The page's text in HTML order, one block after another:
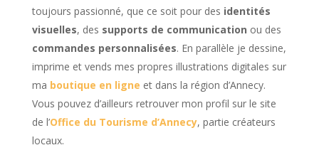
toujours passionné, que ce soit pour des identités
visuelles, des supports de communication ou des
commandes personnalisées. En parallèle je dessine,
imprime et vends mes propres illustrations digitales sur
ma boutique en ligne et dans la région d’Annecy.
Vous pouvez d’ailleurs retrouver mon profil sur le site
de l’Office du Tourisme d’Annecy, partie créateurs
locaux.